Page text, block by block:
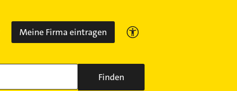
Meine Firma eintragen
Finden